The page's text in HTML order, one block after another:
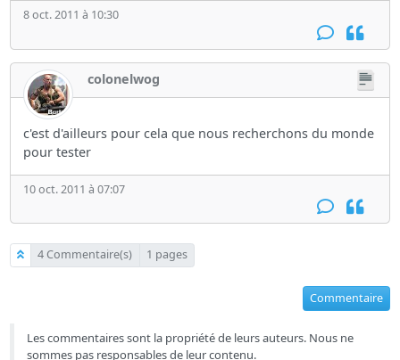
8 oct. 2011 à 10:30
colonelwog
c'est d'ailleurs pour cela que nous recherchons du monde
pour tester
10 oct. 2011 à 07:07
4 Commentaire(s) 1 pages
Commentaire
Les commentaires sont la propriété de leurs auteurs. Nous ne
sommes pas responsables de leur contenu.